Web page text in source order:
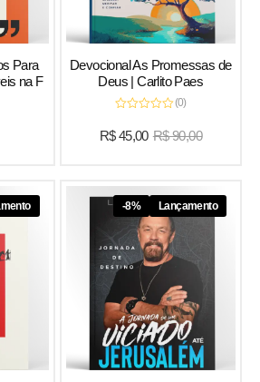
Para
na F
Devocional As Promessas de
Deus | Carlito Paes
0
de
(0)
R$90,00
R$45,00
-8% Lançamento